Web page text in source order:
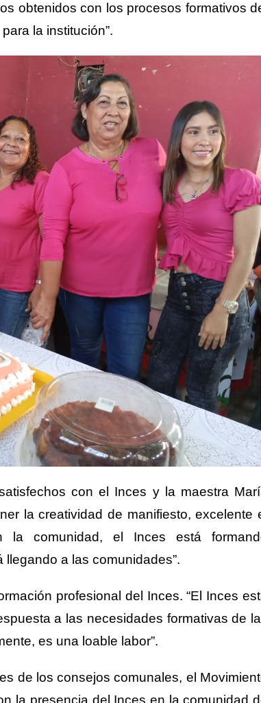
obtenidos con los procesos formativos
la institución”.
con el Inces y la maestra
la creatividad de manifiesto, excelente
comunidad, el Inces está
a las comunidades”.
profesional del Inces. “El Inces
a las necesidades formativas de
es una loable labor”.
de los consejos comunales, el
la presencia del Inces en la comunidad